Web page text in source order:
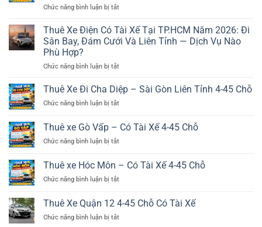
Phan
–
Mũi
4-
Chỗ
Chức năng bình luận bị tắtở
Xe
Điện
Đi
Tàu
Sài
Gòn
Liên
4-
Thuê Xe Điện Có Tài Xế Tại TP.HCM Năm 2026: Đi
Sân Bay, Đám Cưới Và Liên Tỉnh — Dịch Vụ Nào
Phù Hợp?
Chức năng bình luận bị tắtở
Xe
Điện
Có
Xế
TP.HCM
2026:
Đám
Cưới
Thuê Xe Đi Cha Diệp – Sài Gòn Liên Tỉnh 4-45 Chỗ
Chức năng bình luận bị tắtở
Xe
Đi
Cha
Gòn
Tỉnh
Thuê xe Gò Vấp – Có Tài Xế 4-45 Chỗ
Chức năng bình luận bị tắtở
Vấp
Có
Xế
Thuê xe Hóc Môn – Có Tài Xế 4-45 Chỗ
Chức năng bình luận bị tắtở
xe
Hóc
Môn
Thuê Xe Quận 12 4-45 Chỗ Có Tài Xế
Chức năng bình luận bị tắtở